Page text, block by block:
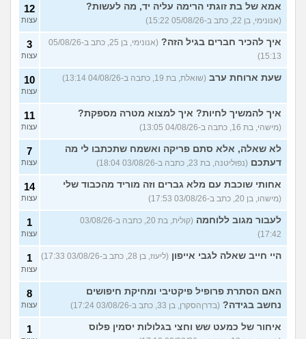
אמא של בת זוגתי הרימה עליה יד, מה לעשות?
(אנונימי, בן 22, כתב ב-05/08/26 15:22)
12
עצות
איך להכיר חברים בגיל הזה?
(אנונימי, בן 25, כתב ב-05/08/26
15:13)
3
עצות
שעת ארוחת ערב (שואלת, בת 19, כתבה ב-04/08/26 13:14) 10
עצות
איך להמשיך לחיות? איך למצוא מטרה מספקת?
(מישהי, בת 16, כתבה ב-04/08/26 13:05)
11
עצות
לא שאלה, אלא סתם פריקה ואשמח שתכתבו לי מה
דעתכם (נפוליטנה, בת 23, כתבה ב-03/08/26 18:04)
7
עצות
אחותי שוכבת עם מלא גברים וזה מוריד מהכבוד שלי
(מישהו, בן 20, כתב ב-03/08/26 17:53)
14
עצות
לעבור מגוב ללוחמה
(קולית, בת 20, כתבה ב-03/08/26
17:42)
1
עצות
היי חייב שאלה לגבי אייפון (ליעוז, בן 28, כתב ב-03/08/26 17:33) 1
עצות
האם הסתרת פרופיל פיקטיבי ומחיקת חיפושים
נחשב בגידה? (בדרןהסקרן, בן 33, כתב ב-03/08/26 17:24)
8
עצות
איחור של כמעט שש וחצי בגלולות יסמין פלוס 1